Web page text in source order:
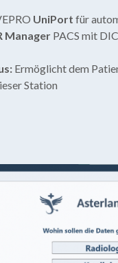
UniPort für
Manager PACS mit
Ermöglicht dem
Station